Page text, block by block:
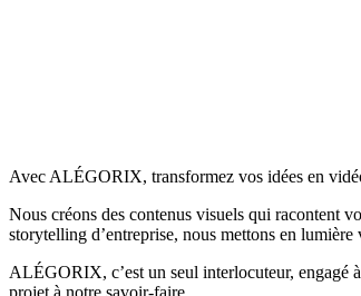
Avec ALÉGORIX, transformez vos idées en
Nous créons des contenus visuels qui racontent
storytelling d’entreprise, nous mettons en
ALÉGORIX, c’est un seul interlocuteur, engagé
projet à notre savoir-faire.